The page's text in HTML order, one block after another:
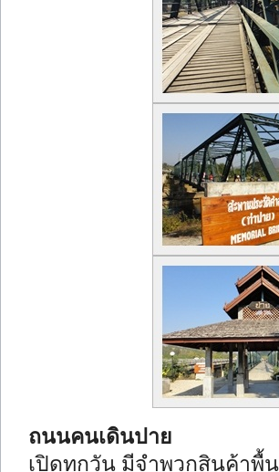
ถนนคนเดินปาย
เปิดทุกวัน มีจำพวกสินค้าพื้น